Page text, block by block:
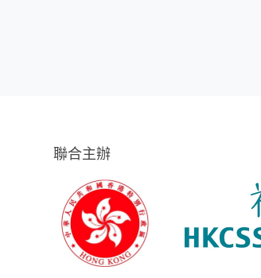
聯合主辦